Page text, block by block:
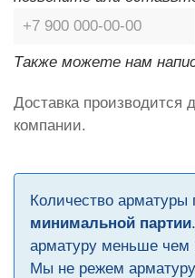
Также можете нам
Доставка производится
компании.
Количество арматуры
минимальной партии
арматуру меньше чем
Мы не режем